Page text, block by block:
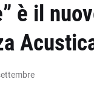
è il